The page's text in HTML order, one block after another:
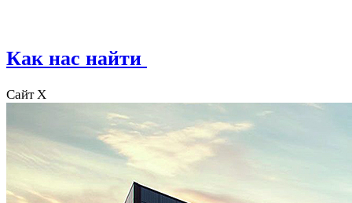
Как нас найти
Сайт X